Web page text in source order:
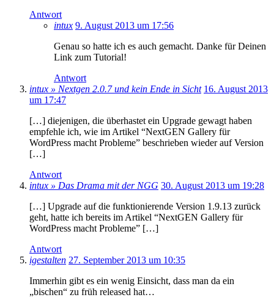
Antwort
intux 9. August 2013 um 17:56
Genau so hatte ich es auch gemacht. Danke für Deinen
Link zum Tutorial!
Antwort
intux » Nextgen 2.0.7 und kein Ende in Sicht 16. August 2013
um 17:47
[…] diejenigen, die überhastet ein Upgrade gewagt haben
empfehle ich, wie im Artikel “NextGEN Gallery für
WordPress macht Probleme” beschrieben wieder auf Version
[…]
Antwort
intux » Das Drama mit der NGG 30. August 2013 um 19:28
[…] Upgrade auf die funktionierende Version 1.9.13 zurück
geht, hatte ich bereits im Artikel “NextGEN Gallery für
WordPress macht Probleme” […]
Antwort
igestalten 27. September 2013 um 10:35
Immerhin gibt es ein wenig Einsicht, dass man da ein
„bischen“ zu früh released hat…